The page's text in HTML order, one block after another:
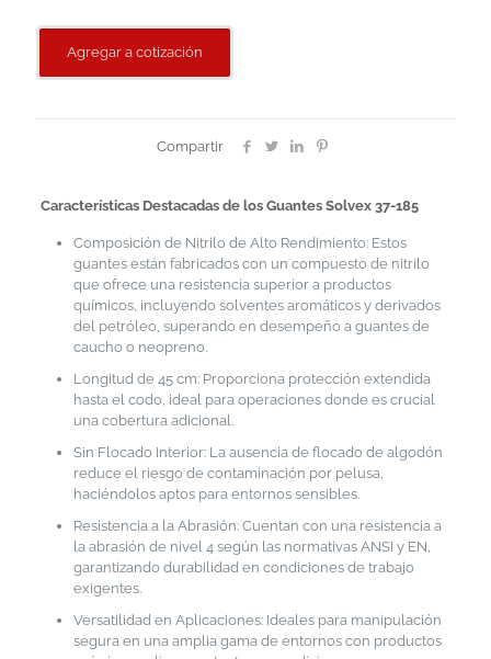
Agregar a cotización
Compartir
Características Destacadas de los Guantes Solvex 37-185
Composición de Nitrilo de Alto Rendimiento: Estos
guantes están fabricados con un compuesto de nitrilo
que ofrece una resistencia superior a productos
químicos, incluyendo solventes aromáticos y derivados
del petróleo, superando en desempeño a guantes de
caucho o neopreno.
Longitud de 45 cm: Proporciona protección extendida
hasta el codo, ideal para operaciones donde es crucial
una cobertura adicional.
Sin Flocado Interior: La ausencia de flocado de algodón
reduce el riesgo de contaminación por pelusa,
haciéndolos aptos para entornos sensibles.
Resistencia a la Abrasión: Cuentan con una resistencia a
la abrasión de nivel 4 según las normativas ANSI y EN,
garantizando durabilidad en condiciones de trabajo
exigentes.
Versatilidad en Aplicaciones: Ideales para manipulación
segura en una amplia gama de entornos con productos